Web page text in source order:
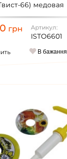
66) медовая
грн Артикул:
ISTO6601
В бажання